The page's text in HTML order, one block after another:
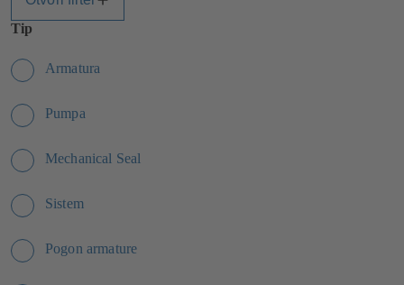
Tip
Armatura
Pumpa
Mechanical Seal
Sistem
Pogon armature